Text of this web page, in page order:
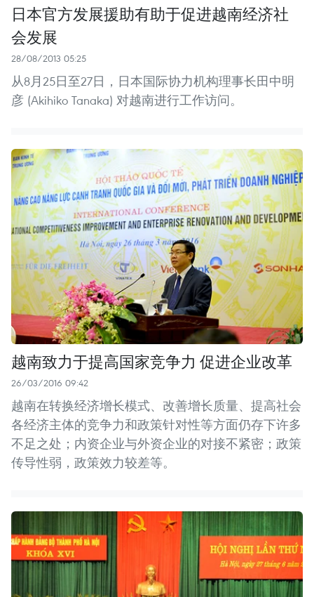
日本官方发展援助有助于促进越南经济社
会发展
28/08/2013 05:25
从8月25日至27日，日本国际协力机构理事长田中明
彦 (Akihiko Tanaka) 对越南进行工作访问。
越南致力于提高国家竞争力 促进企业改革
26/03/2016 09:42
越南在转换经济增长模式、改善增长质量、提高社会
各经济主体的竞争力和政策针对性等方面仍存下许多
不足之处；内资企业与外资企业的对接不紧密；政策
传导性弱，政策效力较差等。